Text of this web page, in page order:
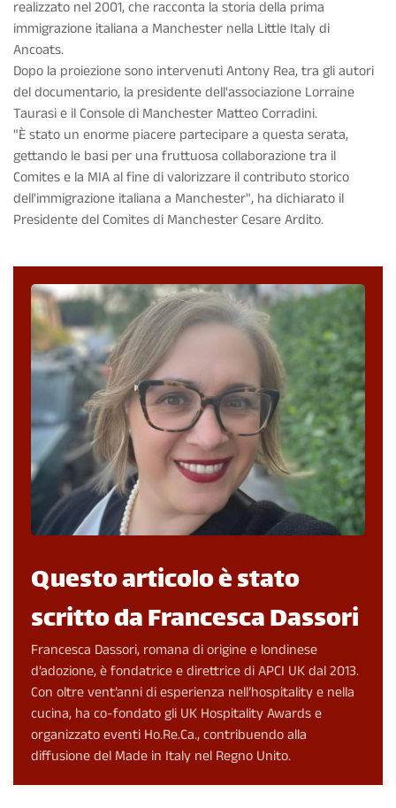
realizzato nel 2001, che racconta la storia della prima
immigrazione italiana a Manchester nella Little Italy di
Ancoats.
Dopo la proiezione sono intervenuti Antony Rea, tra gli autori
del documentario, la presidente dell'associazione Lorraine
Taurasi e ilConsole di Manchester Matteo Corradini.
"È stato un enorme piacere partecipare a questa serata,
gettando le basi per una fruttuosa collaborazione tra il
Comites e la MIA al fine di valorizzare il contributo storico
dell'immigrazione italiana a Manchester", ha dichiarato il
Presidente del Comites di Manchester Cesare Ardito.
Questo articolo è stato
scritto da Francesca Dassori
Francesca Dassori, romana di origine e londinese
d’adozione, è fondatrice e direttrice di APCI UK dal 2013.
Con oltre vent’anni di esperienza nell’hospitality e nella
cucina, ha co-fondato gli UK Hospitality Awards e
organizzato eventi Ho.Re.Ca., contribuendo alla
diffusione del Made in Italy nel Regno Unito.